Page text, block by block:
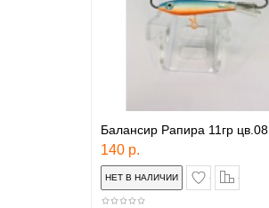
Балансир Рапира 11гр цв.08
140 р.
в закладки